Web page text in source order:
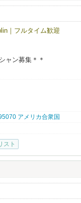
方には、Eビザサポー
深く、美容と健康の世
して来店があり、
やすいサロンです。
ポートしますのでご安
｜フルタイム歓迎
ャン募集＊＊
hair salonです。
一人のお客様に満足頂け
アメリカ合衆国
スト